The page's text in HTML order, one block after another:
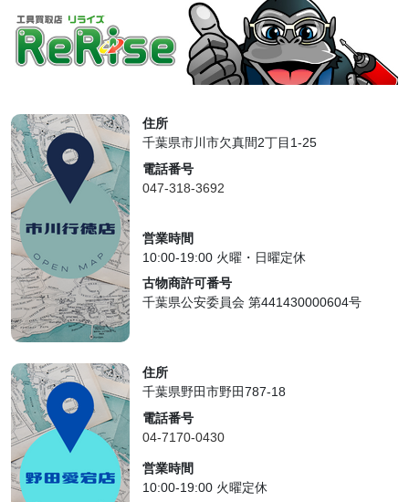
住所
千葉県市川市欠真間2丁目1-25
電話番号
047-318-3692
営業時間
10:00-19:00 火曜・日曜定休
古物商許可番号
千葉県公安委員会 第441430000604号
住所
千葉県野田市野田787-18
電話番号
04-7170-0430
営業時間
10:00-19:00 火曜定休